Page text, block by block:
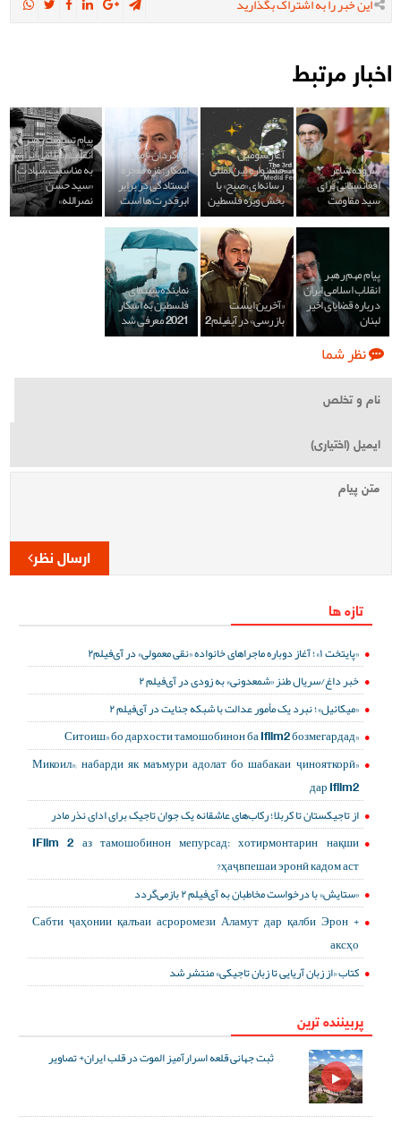
اخبار مرتبط
سروده شاعر
افغانستانی برای
سید مقاومت
آغاز سومین
جشنواره بین‌المللی
رسانه‌ای «صبح» با
بخش ویژه فلسطین
کارگردان نامزد
اسکار: غزه معجزه
ایستادگی در برابر
ابرقدرت‌ ها است
پیام تسلیت رهبر
انقلاب اسلامی ایران
به مناسبت شهادت
«سید حسن
نصرالله»
پیام مهم رهبر
انقلاب اسلامی ایران
درباره قضایای اخیر
لبنان
«آخرین ایست
بازرسی» در آیفیلم2
نماینده سینمای
فلسطین به اسکار
2021 معرفی شد
نظر شما
ارسال نظر
تازه ها
«پایتخت ۱»؛ آغاز دوباره ماجراهای خانواده «نقی معمولی» در آی‌فیلم۲
خبر داغ/سریال طنز «شمعدونی» به زودی در آی‌فیلم ۲
«میکائیل»؛ نبرد یک مأمور عدالت با شبکه جنایت در آی‌فیلم ۲
«Ситоиш» бо дархости тамошобинон ба Ifilm2 бозмегардад
«Микоил»; набарди як маъмури адолат бо шабакаи ҷинояткорӣ
дар Ifilm2
از تاجیکستان تا کربلا؛ رکاب‌های عاشقانه یک جوان تاجیک برای ادای نذر مادر
IFilm 2 аз тамошобинон мепурсад: хотирмонтарин нақши
ҳаҷвпешаи эронӣ кадом аст?
«ستایش» با درخواست مخاطبان به آی‌فیلم ۲ بازمی‌گردد
Сабти ҷаҳонии қалъаи асроромези Аламут дар қалби Эрон +
аксҳо
کتاب «از زبان آریایی تا زبان تاجیکی» منتشر شد
پربیننده ترین
ثبت جهانی قلعه اسرارآمیز الموت در قلب ایران+ تصاویر